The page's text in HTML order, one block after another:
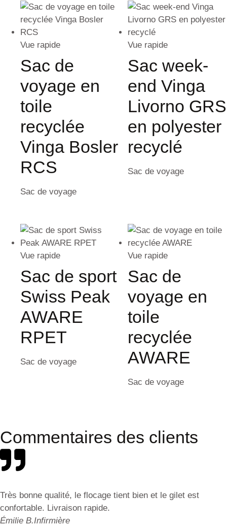
Vue rapide
Sac de
voyage en
toile
recyclée
Vinga Bosler
RCS
Sac de voyage
Vue rapide
Sac week-
end Vinga
Livorno GRS
en polyester
recyclé
Sac de voyage
Vue rapide
Sac de sport
Swiss Peak
AWARE
RPET
Sac de voyage
Vue rapide
Sac de
voyage en
toile
recyclée
AWARE
Sac de voyage
Commentaires des clients
Très bonne qualité, le flocage tient bien et le gilet est
confortable. Livraison rapide.
Émilie B.Infirmière